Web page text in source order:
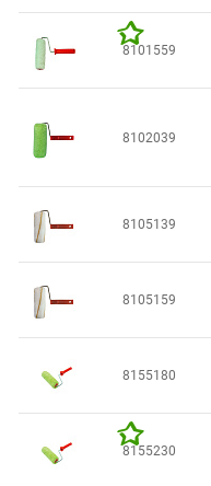
8101559
8102039
8105139
8105159
8155180
8155230